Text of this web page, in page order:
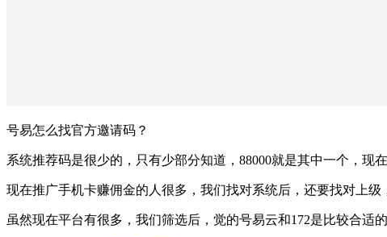
号易怎么找官方邀请码？
系统推荐码是很少的，只有少部分知道，88000就是其中一个，现
现在推广手机卡赚佣金的人很多，我们找对系统后，还要找对上
虽然现在平台有很多，我们筛选后，觉的号易云和172是比较合适